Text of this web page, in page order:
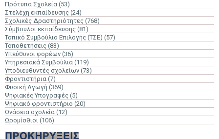
Πρότυπα Σχολεία (53)
Στελέχη εκπαίδευσης (24)
Σχολικές Δραστηριότητες (768)
Σύμβουλοι εκπαίδευσης (81)
Τοπικό Συμβούλιο Επιλογής (ΤΣΕ) (57)
Τοποθετήσεις (83)
Υπεύθυνοι φορέων (36)
Υπηρεσιακά Συμβούλια (119)
Υποδιευθυντές σχολείων (73)
Φροντιστήρια (7)
Φυσική Αγωγή (369)
Ψηφιακές Υπογραφές (5)
Ψηφιακό φροντιστήριο (20)
Ωνάσεια σχολεία (12)
Ωρομίσθιοι (106)